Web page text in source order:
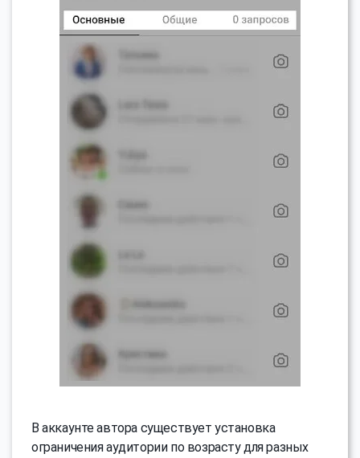
В аккаунте автора существует установка
ограничения аудитории по возрасту для разных